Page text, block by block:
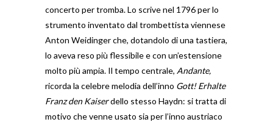
concerto per tromba. Lo scrive nel 1796 per lo
strumento inventato dal trombettista viennese
Anton Weidinger che, dotandolo di una tastiera,
lo aveva reso più flessibile e con un’estensione
molto più ampia. Il tempo centrale, Andante,
ricorda la celebre melodia dell’inno Gott! Erhalte
Franz den Kaiserdello stesso Haydn: si tratta di
motivo che venne usato sia per l’inno austriaco